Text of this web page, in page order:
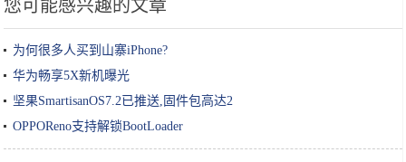
您可能感兴趣的文章
为何很多人买到山寨iPhone?
华为畅享5X新机曝光
坚果SmartisanOS7.2已推送,固件包高达2
OPPOReno支持解锁BootLoader